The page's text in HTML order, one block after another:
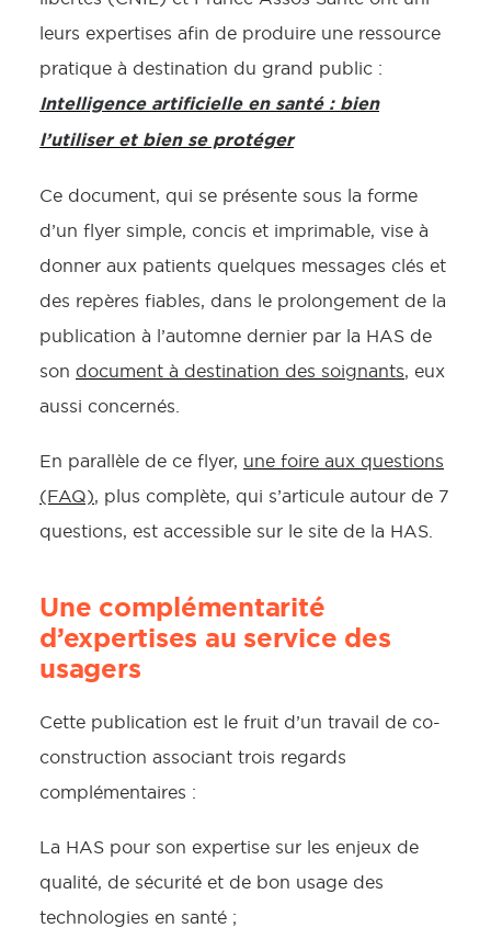
leurs expertises afin de produire une ressource
pratique à destination du grand public :
Intelligence artificielle en santé : bien
l’utiliser et bien se protéger
Ce document, qui se présente sous la forme
d’un flyer simple, concis et imprimable, vise à
donner aux patients quelques messages clés et
des repères fiables, dans le prolongement de la
publication à l’automne dernier par la HAS de
son document à destination des soignants, eux
aussi concernés.
En parallèle de ce flyer, une foire aux questions
(FAQ), plus complète, qui s’articule autour de 7
questions, est accessible sur le site de la HAS.
Une complémentarité
d’expertises au service des
usagers
Cette publication est le fruit d’un travail de co-
construction associant trois regards
complémentaires :
La HAS pour son expertise sur les enjeux de
qualité, de sécurité et de bon usage des
technologies en santé ;